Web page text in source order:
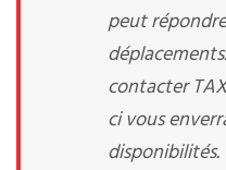
peut
contacter
ci vous
disponibilités.